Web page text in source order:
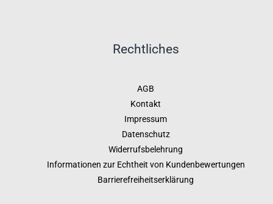
Rechtliches
AGB
Kontakt
Impressum
Datenschutz
Widerrufsbelehrung
Informationen zur Echtheit von Kundenbewertungen
Barrierefreiheitserklärung